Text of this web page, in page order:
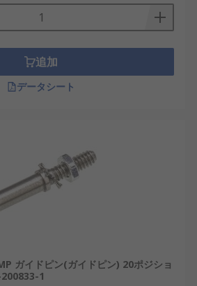
追加
データシート
ガイドピン(ガイドピン) 20ポジショ
1